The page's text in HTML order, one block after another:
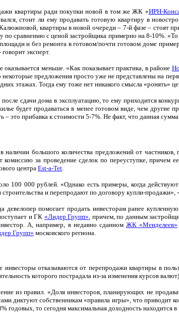
квартиры ради покупки новой в том же ЖК «ИРН-
стоит ли ему продавать готовую квартиру в
квартиры в новой очереди – 7-й фазе – стоят
по сравнению с ценой застройщика примерно на 8-10%.
и без ремонта в готовом/почти готовом доме
эксперт.
меньше. «Как показывает практика, в районе
предложения просто уже не представлены на
этажах. Тогда ему тоже нет никакого смысла «ронять»
сдачи дома в эксплуатацию, то ему приходится
будет продаваться в менее готовом виде, чем
это прибавка к стоимости 5-7%. Не факт, что данная
наличии большого количества предложений от
комиссию за проведение сделок по переуступке,
центра Est-a-Tet
100 000 рублей. «Однако есть примеры, когда
и перепродают по договору купли-продажи»,
девелопер помогает продать инвесторам ранее
и ГК «Лидер Групп» , причем, по данным
А, например, в недавно сданном ЖК «Менделеев»
Групп» московского региона.
инвесторы отказываются от перепродажи квартиры в
которого пострадала из-за изменения курсов
из правил. «Доля инвесторов, планирующих не
диктуют собственникам «правила игры», что
годовых, то сегодня максимальная доходность находится